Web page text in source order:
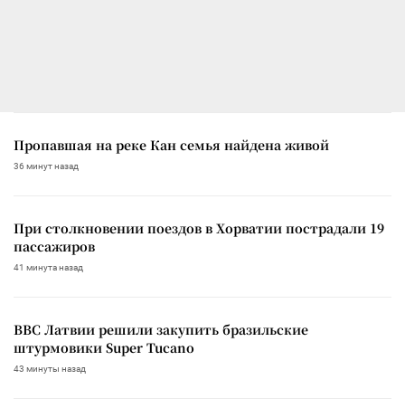
Пропавшая на реке Кан семья найдена живой
36 минут назад
При столкновении поездов в Хорватии пострадали 19
пассажиров
41 минута назад
ВВС Латвии решили закупить бразильские
штурмовики Super Tucano
43 минуты назад